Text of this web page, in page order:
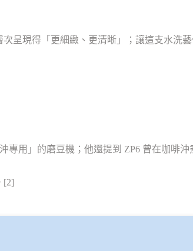
呈現得「更細緻、更清晰」；讓這支水洗
專用」的磨豆機；他還提到 ZP6 曾在咖啡沖
[2]